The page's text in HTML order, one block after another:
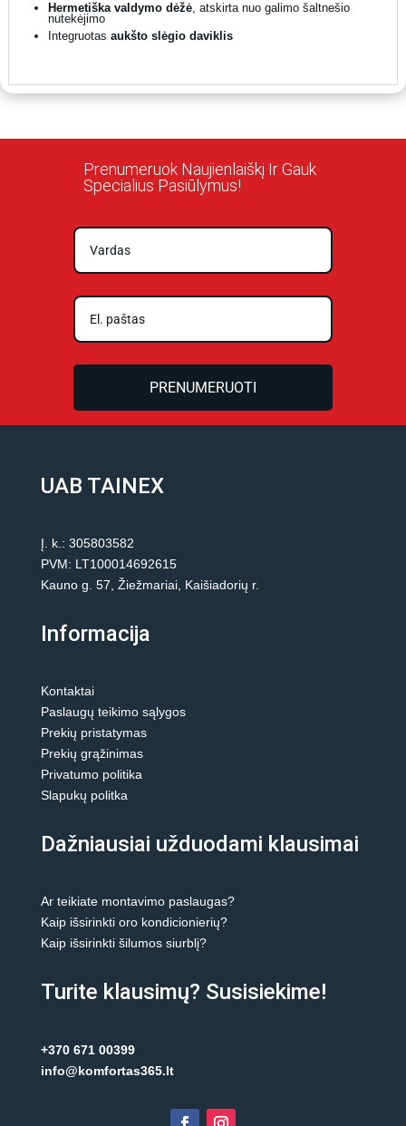
Hermetiška valdymo dėžė, atskirta nuo galimo šaltnešio
nutekėjimo
Integruotas aukšto slėgio daviklis
Prenumeruok Naujienlaiškį Ir Gauk
Specialius Pasiūlymus!
PRENUMERUOTI
UAB TAINEX
Į. k.: 305803582
PVM: LT100014692615
Kauno g. 57, Žiežmariai, Kaišiadorių r.
Informacija
Kontaktai
Paslaugų teikimo sąlygos
Prekių pristatymas
Prekių grąžinimas
Privatumo politika
Slapukų politka
Dažniausiai užduodami klausimai
Ar teikiate montavimo paslaugas?
Kaip išsirinkti oro kondicionierių?
Kaip išsirinkti šilumos siurblį?
Turite klausimų? Susisiekime!
+370 671 00399
info@komfortas365.lt